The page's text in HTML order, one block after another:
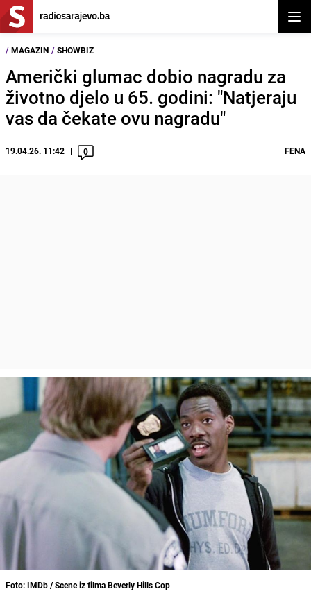
/ MAGAZIN / SHOWBIZ
Američki glumac dobio nagradu za
životno djelo u 65. godini: "Natjeraju
vas da čekate ovu nagradu"
19.04.26. 11:42 0 FENA
Foto: IMDb / Scene iz filma Beverly Hills Cop